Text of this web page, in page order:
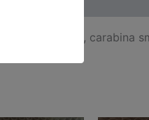
, arma comune , carabina